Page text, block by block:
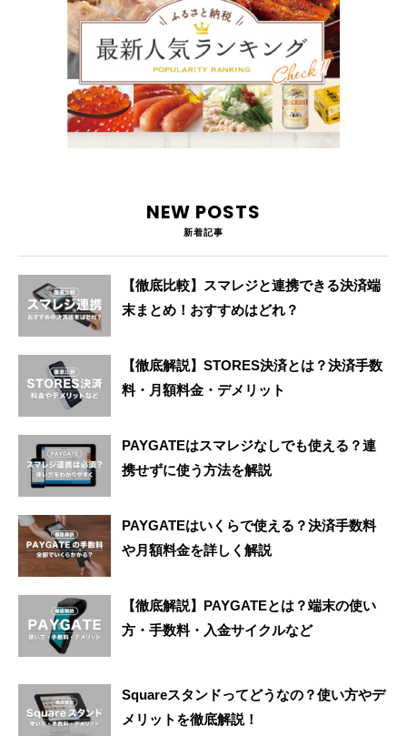
NEW POSTS
新着記事
【徹底比較】スマレジと連携できる決済端
末まとめ！おすすめはどれ？
【徹底解説】STORES決済とは？決済手数
料・月額料金・デメリット
PAYGATEはスマレジなしでも使える？連
携せずに使う方法を解説
PAYGATEはいくらで使える？決済手数料
や月額料金を詳しく解説
【徹底解説】PAYGATEとは？端末の使い
方・手数料・入金サイクルなど
Squareスタンドってどうなの？使い方やデ
メリットを徹底解説！